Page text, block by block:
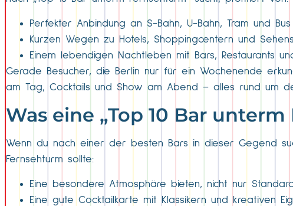
Perfekter Anbindung an S-Bahn, U-Bahn, Tram und Bus
Kurzen Wegen zu Hotels, Shoppingcentern und
Einem lebendigen Nachtleben mit Bars, Restaurants
Gerade Besucher, die Berlin nur für ein Wochenende
am Tag, Cocktails und Show am Abend – alles rund um
Was eine „Top 10 Bar
Wenn du nach einer der besten Bars in dieser Gegend
Fernsehturm sollte:
Eine besondere Atmosphäre bieten, nicht nur
Eine gute Cocktailkarte mit Klassikern und kreativen